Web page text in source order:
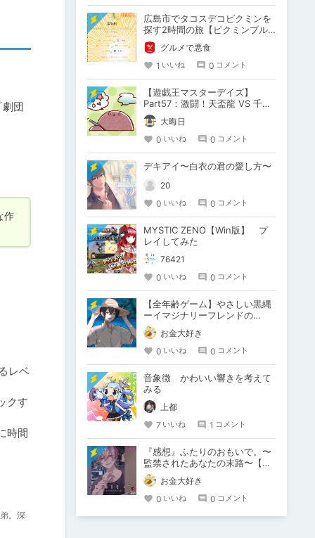
団
作
レベ
クす
時間
。深
広島市でタコスデコピクミンを
探す2時間の旅【ピクミンブル
ーム / Pikmin Bloom】
グルメで悪食
1 いいね 0 コメント
【遊戯王マスターデイズ】
Part57：激闘！天盃龍 VS 千年
D【架空デュエル】
大晦日
0 いいね 0 コメント
デキアイ〜白衣の君の愛し方〜
20
0 いいね 0 コメント
MYSTIC ZENO【Win版】 プ
レイしてみた
76421
0 いいね 0 コメント
【全年齢ゲーム】やさしい黒縄
ーイマジナリーフレンドの
「彼」と過ごすおぼんやすみー
お金大好き
0 いいね 0 コメント
音象徴 かわいい響きを考えて
みる
上都
7 いいね 1 コメント
『感想』ふたりのおもいで。〜
監禁されたあなたの末路〜【が
るまに限定特典付き】
お金大好き
0 いいね 0 コメント